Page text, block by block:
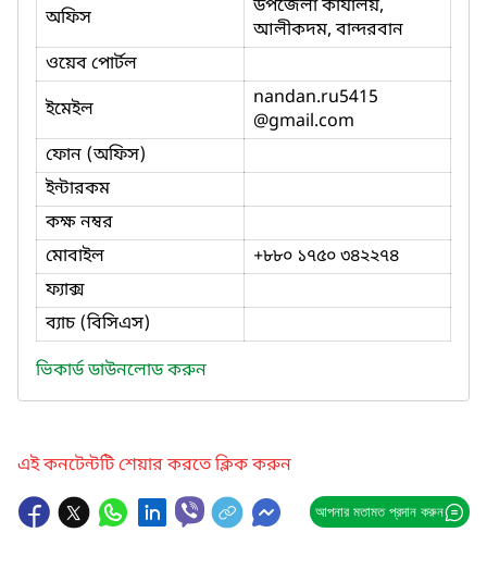
অফিস
উপজেলা কার্যালয়,
আলীকদম, বান্দরবান
ওয়েব পোর্টল
ইমেইল
nandan.ru5415
@gmail.com
ফোন (অফিস)
ইন্টারকম
কক্ষ নম্বর
মোবাইল
+৮৮০ ১৭৫০ ৩৪২২৭৪
ফ্যাক্স
ব্যাচ (বিসিএস)
ভিকার্ড ডাউনলোড করুন
এই কনটেন্টটি শেয়ার করতে ক্লিক করুন
আপনার মতামত প্রদান করুন